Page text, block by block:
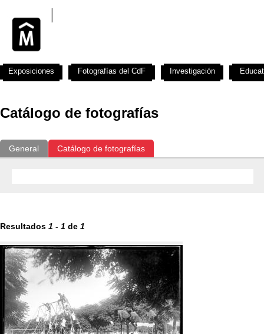
Catálogo de fotografías
General Catálogo de fotografías
Resultados 1 - 1 de 1
Exposiciones Fotografías del CdF Investigación